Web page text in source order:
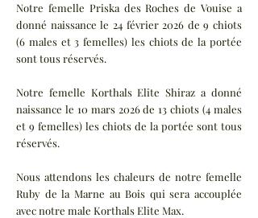
Notre femelle Priska des Roches de Vouise a
donné naissance le 24 février 2026 de 9 chiots
(6 males et 3 femelles) les chiots de la portée
sont tous réservés.
Notre femelle Korthals Elite Shiraz a donné
naissance le 10 mars 2026 de 13 chiots (4 males
et 9 femelles) les chiots de la portée sont tous
réservés.
Nous attendons les chaleurs de notre femelle
Ruby de la Marne au Bois qui sera accouplée
avec notre male Korthals Elite Max.